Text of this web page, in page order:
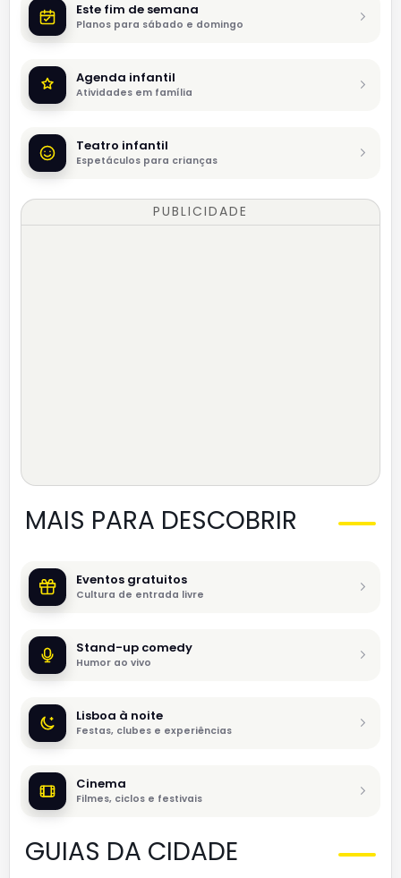
Este fim de semana
Planos para sábado e domingo
Agenda infantil
Atividades em família
Teatro infantil
Espetáculos para crianças
PUBLICIDADE
MAIS PARA DESCOBRIR
Eventos gratuitos
Cultura de entrada livre
Stand-up comedy
Humor ao vivo
Lisboa à noite
Festas, clubes e experiências
Cinema
Filmes, ciclos e festivais
GUIAS DA CIDADE